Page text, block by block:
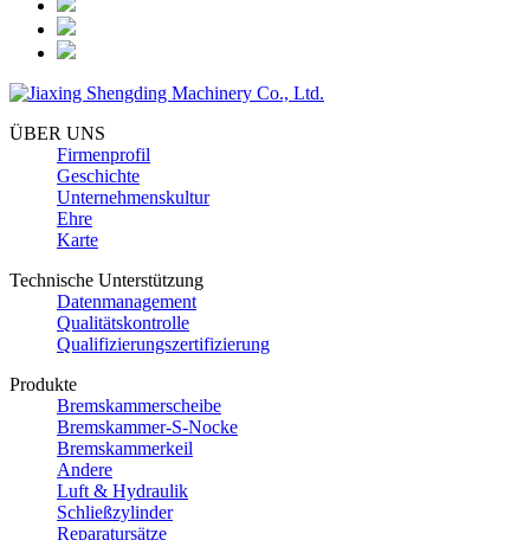
ÜBER UNS
Firmenprofil
Geschichte
Unternehmenskultur
Ehre
Karte
Technische Unterstützung
Datenmanagement
Qualitätskontrolle
Qualifizierungszertifizierung
Produkte
Bremskammerscheibe
Bremskammer-S-Nocke
Bremskammerkeil
Andere
Luft & Hydraulik
Schließzylinder
Reparatursätze